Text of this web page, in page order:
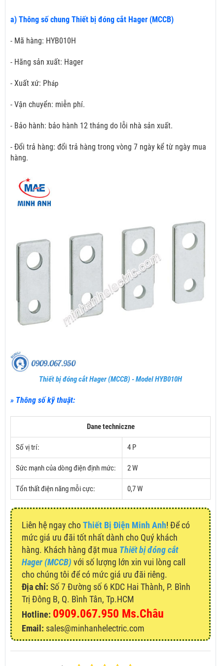
a) Thông số chung Thiết bị đóng cắt Hager (MCCB)
- Mã hàng: HYB010H
- Hãng sản xuất: Hager
- Xuất xứ: Pháp
- Vận chuyển: miễn phí.
- Bảo hành: bảo hành 12 tháng do lỗi nhà sản xuất.
- Đổi trả hàng: đổi trả hàng trong vòng 7 ngày kể từ ngày mua
hàng.
Thiết bị đóng cắt Hager (MCCB) - Model HYB010H
» Thông số kỹ thuật:
Dane techniczne
Số vị trí: 4 P
Sức mạnh của dòng điện định mức: 2 W
Tổn thất điện năng mỗi cực: 0,7 W
Liên hệ ngay choThiết Bị Điện Minh Anh! Để có
mức giá ưu đãi tốt nhất dành cho Quý khách
hàng. Khách hàng đặt mua Thiết bị đóng cắt
Hager (MCCB) với số lượng lớn xin vui lòng call
cho chúng tôi để có mức giá ưu đãi riêng.
Địa chỉ: Số 7 Đường số 6 KDC Hai Thành, P. Bình
Trị Đông B, Q. Bình Tân, Tp.HCM
Hotline: 0909.067.950 Ms.Châu
Email: sales@minhanhelectric.com